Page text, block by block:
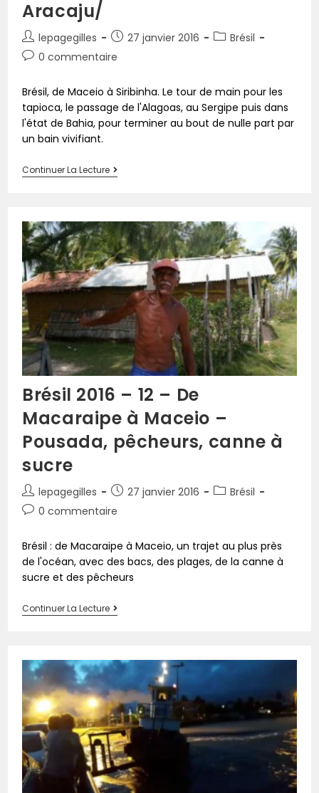
Aracaju/
lepagegilles 27 janvier 2016
Brésil
0 commentaire
Brésil, de Maceio à Siribinha. Le tour de main pour les
tapioca, le passage de l'Alagoas, au Sergipe puis dans
l'état de Bahia, pour terminer au bout de nulle part par
un bain vivifiant.
Continuer La Lecture
Brésil 2016 – 12 – De
Macaraipe à Maceio –
Pousada, pêcheurs, canne à
sucre
lepagegilles 27 janvier 2016
Brésil
0 commentaire
Brésil : de Macaraipe à Maceio, un trajet au plus près
de l'océan, avec des bacs, des plages, de la canne à
sucre et des pêcheurs
Continuer La Lecture